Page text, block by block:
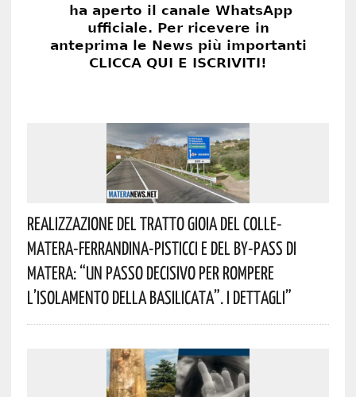
Realizzazione Del Tratto Gioia Del Colle-
Matera-Ferrandina-Pisticci E Del By-Pass Di
Matera: “Un Passo Decisivo Per Rompere
L’isolamento Della Basilicata”. I Dettagli”